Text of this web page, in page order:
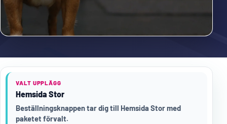
VALT UPPLÄGG
Hemsida Stor
Beställningsknappen tar dig till Hemsida Stor med
paketet förvalt.